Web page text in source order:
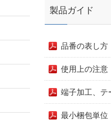
製品ガイド
品番の表し方
使用上の注意
端子加工、テ
最小梱包単位